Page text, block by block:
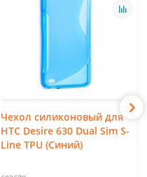
Чехол силиконовый для
HTC Desire 630 Dual Sim S-
Line TPU (Синий)